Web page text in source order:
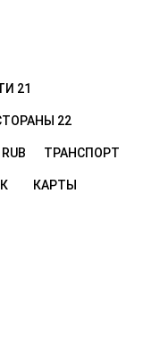
21
22
ТРАНСПОРТ
КАРТЫ